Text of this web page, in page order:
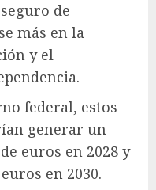
de
más en la
y el
federal, estos
generar un
euros en 2028 y
en 2030.